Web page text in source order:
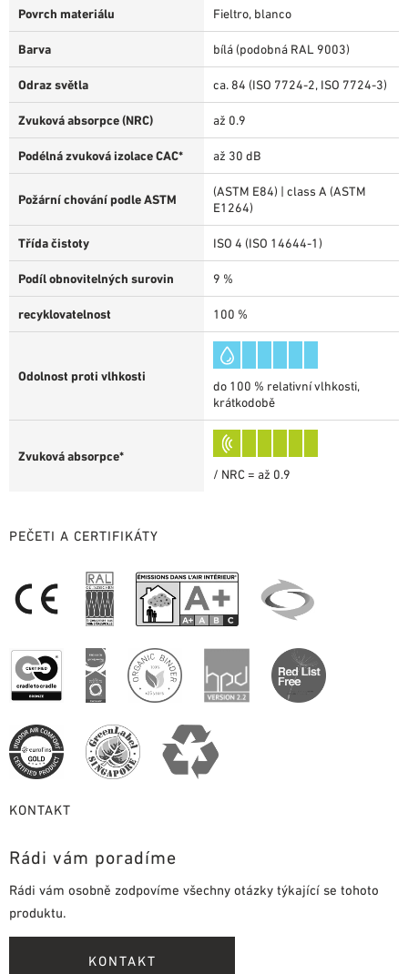
Povrch materiálu Fieltro, blanco
Barva bílá (podobná RAL 9003)
Odraz světla ca. 84 (ISO 7724-2, ISO 7724-3)
Zvuková absorpce (NRC) až 0.9
Podélná zvuková izolace CAC* až 30 dB
Požární chování podle ASTM
(ASTM E84) | class A (ASTM
E1264)
Třída čistoty ISO 4 (ISO 14644-1)
Podíl obnovitelných surovin 9 %
recyklovatelnost 100 %
Odolnost proti vlhkosti
do 100 % relativní vlhkosti,
krátkodobě
Zvuková absorpce*
/ NRC = až 0.9
PEČETI A CERTIFIKÁTY
KONTAKT
Rádi vám poradíme
Rádi vám osobně zodpovíme všechny otázky týkající se tohoto
produktu.
KONTAKT